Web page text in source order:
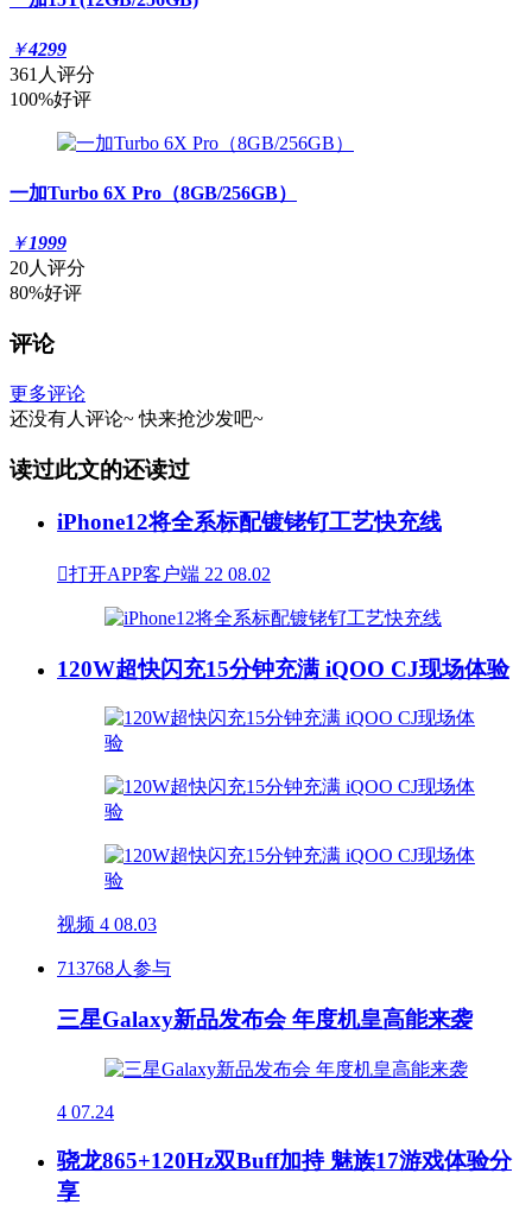
￥4299
361人评分
100%好评
一加Turbo 6X Pro（8GB/256GB）
￥1999
20人评分
80%好评
评论
更多评论
还没有人评论~ 快来抢沙发吧~
读过此文的还读过
iPhone12将全系标配镀铑钌工艺快充线
打开APP客户端 22 08.02
120W超快闪充15分钟充满 iQOO CJ现场体验
视频 4 08.03
713768人参与
三星Galaxy新品发布会 年度机皇高能来袭
4 07.24
骁龙865+120Hz双Buff加持 魅族17游戏体验分
享